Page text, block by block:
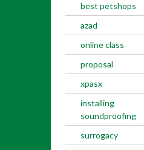
best petshops
azad
online class
proposal
xpasx
installing
soundproofing
surrogacy